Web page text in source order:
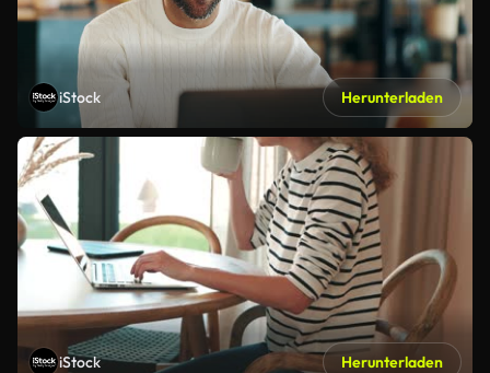
iStock Herunterladen
iStock Herunterladen